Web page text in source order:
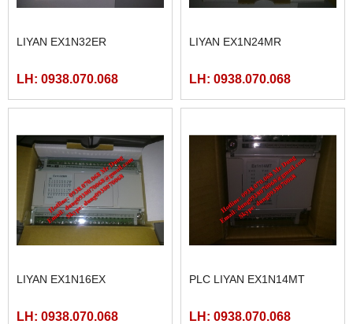
LIYAN EX1N32ER
LH: 0938.070.068
LIYAN EX1N24MR
LH: 0938.070.068
LIYAN EX1N16EX
LH: 0938.070.068
PLC LIYAN EX1N14MT
LH: 0938.070.068